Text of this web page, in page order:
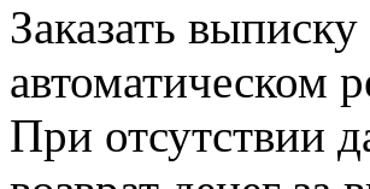
Заказать
автоматическом
При отсутствии